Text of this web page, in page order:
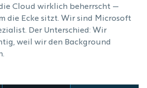
Cloud wirklich beherrscht —
die Ecke sitzt. Wir sind Microsoft
Der Unterschied: Wir
weil wir den Background